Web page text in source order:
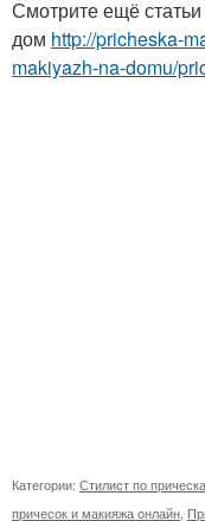
Смотрите ещё
дом http://pricheska-
makiyazh-na-domu/
Категории: Стилист по
причесок и макияжа онлайн